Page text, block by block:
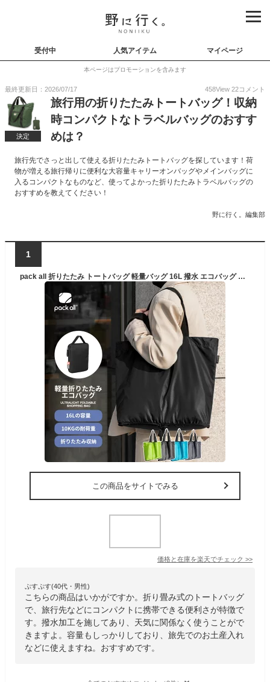
受付中 人気アイテム マイページ
本ページはプロモーションを含みます
最終更新日：2026/07/17 458View 22コメント
決定
旅行用の折りたたみトートバッグ！収納
時コンパクトなトラベルバッグのおすす
めは？
旅行先でさっと出して使える折りたたみトートバッグを探しています！荷
物が増える旅行帰りに便利な大容量キャリーオンバッグやメインバッグに
入るコンパクトなものなど、使ってよかった折りたたみトラベルバッグの
おすすめを教えてください！
野に行く。編集部
1
pack all 折りたたみ トートバッグ 軽量バッグ 16L 撥水 エコバッグ 買い物バッグ バッグ リュック トラベル 軽量 便利グッズ コンパクト 大容量 折り畳み 丈夫 無印 おしゃれ 風呂敷 レジ 帰省 初売り
この商品をサイトでみる
価格と在庫を楽天でチェック >>
ぷすぷす(40代・男性)
こちらの商品はいかがですか。折り畳み式のトートバッグ
で、旅行先などにコンパクトに携帯できる便利さが特徴で
す。撥水加工を施してあり、天気に関係なく使うことがで
きますよ。容量もしっかりしており、旅先でのお土産入れ
などに使えますね。おすすめです。